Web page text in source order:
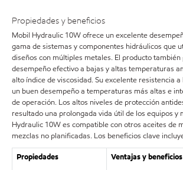
Propiedades y beneficios
Mobil Hydraulic 10W ofrece un excelente
gama de sistemas y componentes hidráulicos que
diseños con múltiples metales. El producto
desempeño efectivo a bajas y altas temperaturas
alto índice de viscosidad. Su excelente resistencia
un buen desempeño a temperaturas más altas e
de operación. Los altos niveles de protección
resultado una prolongada vida útil de los equipos y
Hydraulic 10W es compatible con otros aceites de
mezclas no planificadas. Los beneficios clave
Propiedades
Ventajas y